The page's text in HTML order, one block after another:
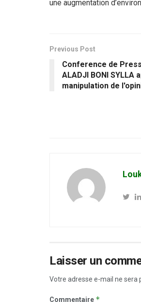
une augmentation
Previous Post
Conference de
ALADJI BONI SYLLA
manipulation de
Laisser un
Votre adresse e-mail ne sera
Commentaire *